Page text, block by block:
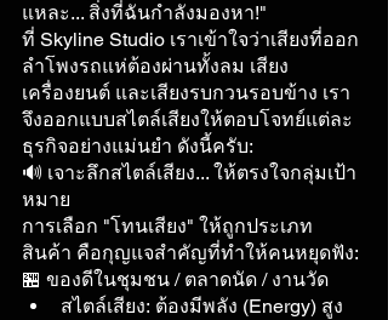
แหละ... สิ่งที่ฉันกำลังมองหา!"
ที่ Skyline Studio เราเข้าใจว่าเสียงที่ออก
ลำโพงรถแห่ต้องผ่านทั้งลม เสียง
เครื่องยนต์ และเสียงรบกวนรอบข้าง เรา
จึงออกแบบสไตล์เสียงให้ตอบโจทย์แต่ละ
ธุรกิจอย่างแม่นยำ ดังนี้ครับ:
🔊 เจาะลึกสไตล์เสียง... ให้ตรงใจกลุ่มเป้า
หมาย
การเลือก "โทนเสียง" ให้ถูกประเภท
สินค้า คือกุญแจสำคัญที่ทำให้คนหยุดฟัง:
🏪 ของดีในชุมชน / ตลาดนัด / งานวัด
สไตล์เสียง: ต้องมีพลัง (Energy) สูง